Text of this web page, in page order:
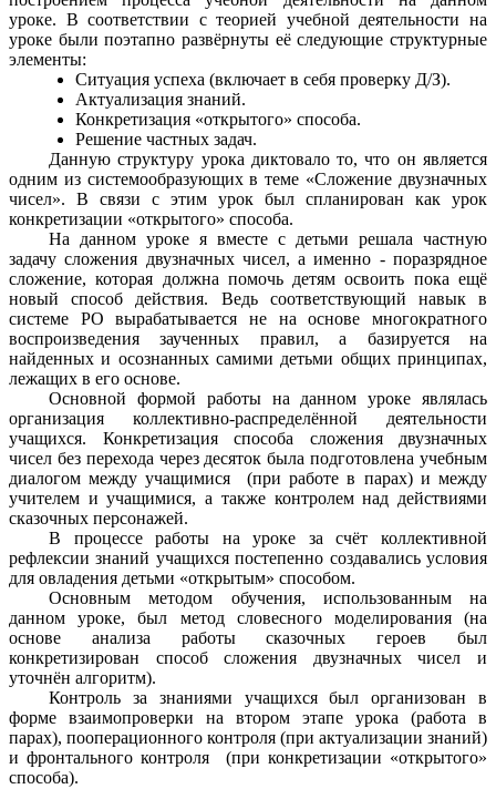
уроке. В соответствии с теорией учебной деятельности на
уроке были поэтапно развёрнуты её следующие структурные
элементы:
Ситуация успеха (включает в себя проверку Д/З).
Актуализация знаний.
Конкретизация «открытого» способа.
Решение частных задач.
Данную структуру урока диктовало то, что он является
одним из системообразующих в теме «Сложение двузначных
чисел». В связи с этим урок был спланирован как урок
конкретизации «открытого» способа.
На данном уроке я вместе с детьми решала частную
задачу сложения двузначных чисел, а именно - поразрядное
сложение, которая должна помочь детям освоить пока ещё
новый способ действия. Ведь соответствующий навык в
системе РО вырабатывается не на основе многократного
воспроизведения заученных правил, а базируется на
найденных и осознанных самими детьми общих принципах,
лежащих в его основе.
Основной формой работы на данном уроке являлась
организация коллективно-распределённой деятельности
учащихся. Конкретизация способа сложения двузначных
чисел без перехода через десяток была подготовлена учебным
диалогом между учащимися (при работе в парах) и между
учителем и учащимися, а также контролем над действиями
сказочных персонажей.
В процессе работы на уроке за счёт коллективной
рефлексии знаний учащихся постепенно создавались условия
для овладения детьми «открытым» способом.
Основным методом обучения, использованным на
данном уроке, был метод словесного моделирования (на
основе анализа работы сказочных героев был
конкретизирован способ сложения двузначных чисел и
уточнён алгоритм).
Контроль за знаниями учащихся был организован в
форме взаимопроверки на втором этапе урока (работа в
парах), пооперационного контроля (при актуализации знаний)
и фронтального контроля (при конкретизации «открытого»
способа).